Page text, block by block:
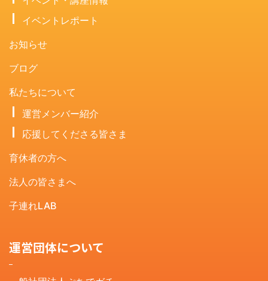
イベントレポート
お知らせ
ブログ
私たちについて
運営メンバー紹介
応援してくださる皆さま
育休者の方へ
法人の皆さまへ
子連れLAB
運営団体について